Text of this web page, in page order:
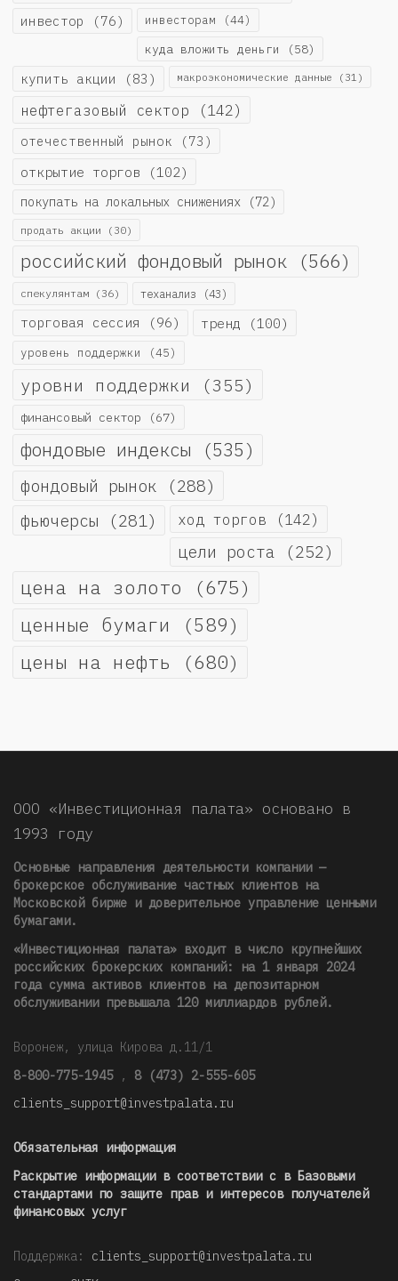
инвестор (76) инвесторам (44)
куда вложить деньги (58)
купить акции (83) макроэкономические данные (31)
нефтегазовый сектор (142)
отечественный рынок (73)
открытие торгов (102)
покупать на локальных снижениях (72)
продать акции (30)
российский фондовый рынок (566)
спекулянтам (36) теханализ (43)
торговая сессия (96) тренд (100)
уровень поддержки (45)
уровни поддержки (355)
финансовый сектор (67)
фондовые индексы (535)
фондовый рынок (288)
фьючерсы (281) ход торгов (142)
цели роста (252)
цена на золото (675)
ценные бумаги (589)
цены на нефть (680)
ООО «Инвестиционная палата» основано в
1993 году
Основные направления деятельности компании —
брокерское обслуживание частных клиентов на
Московской бирже и доверительное управление ценными
бумагами.
«Инвестиционная палата» входит в число крупнейших
российских брокерских компаний: на 1 января 2024
года сумма активов клиентов на депозитарном
обслуживании превышала 120 миллиардов рублей.
Воронеж, улица Кирова д.11/1
8-800-775-1945 , 8 (473) 2-555-605
clients_support@investpalata.ru
Обязательная информация
Раскрытие информации в соответствии с в Базовыми
стандартами по защите прав и интересов получателей
финансовых услуг
Поддержка: clients_support@investpalata.ru